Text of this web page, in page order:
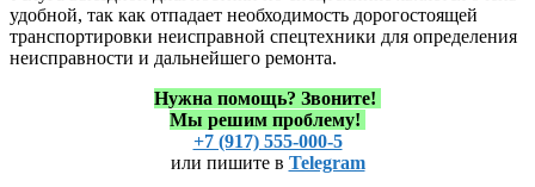
удобной, так как отпадает необходимость дорогостоящей
транспортировки неисправной спецтехники для определения
неисправности и дальнейшего ремонта.
Нужна помощь? Звоните!
Мы решим проблему!
+7 (917) 555-000-5
или пишите в Telegram